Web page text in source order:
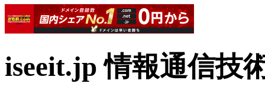
iseeit.jp 情報通信技